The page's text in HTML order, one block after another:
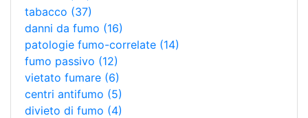
tabacco (37)
danni da fumo (16)
patologie fumo-correlate (14)
fumo passivo (12)
vietato fumare (6)
centri antifumo (5)
divieto di fumo (4)